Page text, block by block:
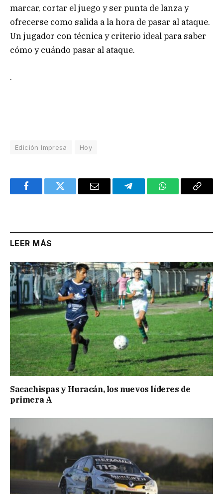
marcar, cortar el juego y ser punta de lanza y
ofrecerse como salida a la hora de pasar al ataque.
Un jugador con técnica y criterio ideal para saber
cómo y cuándo pasar al ataque.
.
Edición Impresa Hoy
FacebookTwitter Email TelegramWhatsAppCopy
LEER MÁS
Sacachispas y Huracán, los nuevos líderes de
primera A